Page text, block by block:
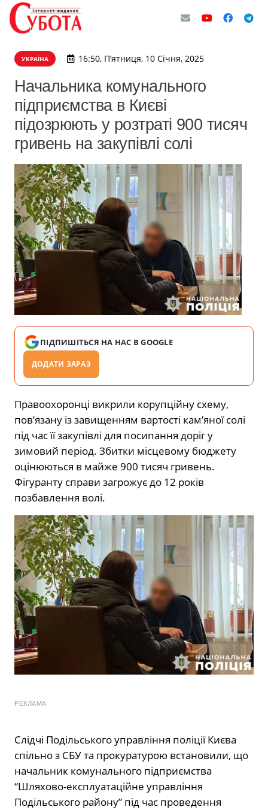
УКРАЇНА 16:50, П’ятниця, 10 Січня, 2025
Начальника комунального
підприємства в Києві
підозрюють у розтраті 900 тисяч
гривень на закупівлі солі
ПІДПИШІТЬСЯ НА НАС В GOOGLE
ДОДАТИ ЗАРАЗ
Правоохоронці викрили корупційну схему,
пов’язану із завищенням вартості кам’яної солі
під час її закупівлі для посипання доріг у
зимовий період. Збитки місцевому бюджету
оцінюються в майже 900 тисяч гривень.
Фігуранту справи загрожує до 12 років
позбавлення волі.
РЕКЛАМА
Слідчі Подільського управління поліції Києва
спільно з СБУ та прокуратурою встановили, що
начальник комунального підприємства
“Шляхово-експлуатаційне управління
Подільського району” під час проведення